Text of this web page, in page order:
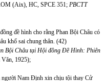
(Aix), HC, SPCE 351; PBCTT
đề hình cho rằng Phan Bội Châu có
khổ sai chung thân. (42)
Bội Châu tại Hội đồng Đề Hình: Phiên
1925);
người Nam Định xin chịu tội thay Cử